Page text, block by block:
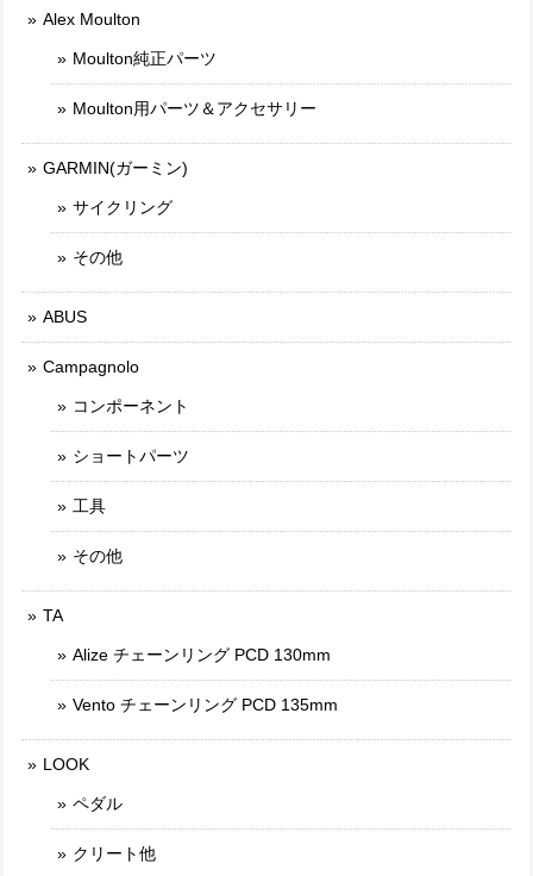
Alex Moulton
Moulton純正パーツ
Moulton用パーツ＆アクセサリー
GARMIN(ガーミン)
サイクリング
その他
ABUS
Campagnolo
コンポーネント
ショートパーツ
工具
その他
TA
Alize チェーンリング PCD 130mm
Vento チェーンリング PCD 135mm
LOOK
ペダル
クリート他